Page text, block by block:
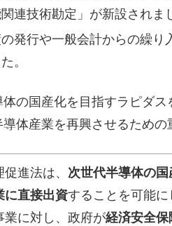
連技術勘定」が新設されま
発行や一般会計からの繰
。
の国産化を目指すラピダス
体産業を再興させるための
進法は、 次世代半導体の
に直接出資することを可能
業に対し、政府が経済安全保